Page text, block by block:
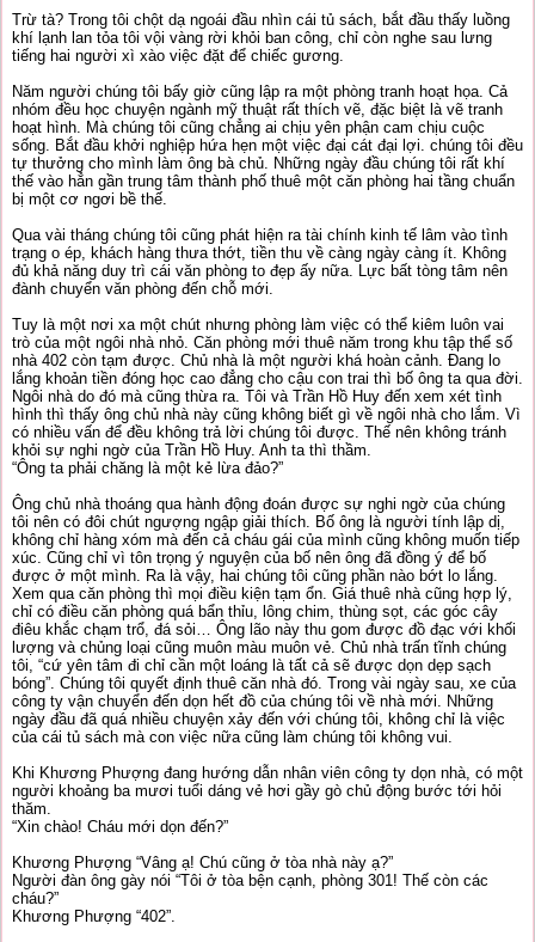
Trừ tà? Trong tôi chột dạ ngoái đầu nhìn cái tủ sách, bắt đầu thấy luồng
khí lạnh lan tỏa tôi vội vàng rời khỏi ban công, chỉ còn nghe sau lưng
tiếng hai người xì xào việc đặt để chiếc gương.
Năm người chúng tôi bấy giờ cũng lập ra một phòng tranh hoạt họa. Cả
nhóm đều học chuyện ngành mỹ thuật rất thích vẽ, đặc biệt là vẽ tranh
hoạt hình. Mà chúng tôi cũng chẳng ai chịu yên phận cam chịu cuộc
sống. Bắt đầu khởi nghiệp hứa hẹn một việc đại cát đại lợi. chúng tôi đều
tự thưởng cho mình làm ông bà chủ. Những ngày đầu chúng tôi rất khí
thế vào hẳn gần trung tâm thành phố thuê một căn phòng hai tầng chuẩn
bị một cơ ngơi bề thế.
Qua vài tháng chúng tôi cũng phát hiện ra tài chính kinh tế lâm vào tình
trạng o ép, khách hàng thưa thớt, tiền thu về càng ngày càng ít. Không
đủ khả năng duy trì cái văn phòng to đẹp ấy nữa. Lực bất tòng tâm nên
đành chuyển văn phòng đến chỗ mới.
Tuy là một nơi xa một chút nhưng phòng làm việc có thể kiêm luôn vai
trò của một ngôi nhà nhỏ. Căn phòng mới thuê năm trong khu tập thể số
nhà 402 còn tạm được. Chủ nhà là một người khá hoàn cảnh. Đang lo
lắng khoản tiền đóng học cao đẳng cho cậu con trai thì bố ông ta qua đời.
Ngôi nhà do đó mà cũng thừa ra. Tôi và Trần Hồ Huy đến xem xét tình
hình thì thấy ông chủ nhà này cũng không biết gì về ngôi nhà cho lắm. Vì
có nhiều vấn để đều không trả lời chúng tôi được. Thế nên không tránh
khỏi sự nghi ngờ của Trần Hồ Huy. Anh ta thì thầm.
“Ông ta phải chăng là một kẻ lừa đảo?”
Ông chủ nhà thoáng qua hành động đoán được sự nghi ngờ của chúng
tôi nên có đôi chút ngượng ngập giải thích. Bố ông là người tính lập dị,
không chỉ hàng xóm mà đến cả cháu gái của mình cũng không muốn tiếp
xúc. Cũng chỉ vì tôn trọng ý nguyện của bố nên ông đã đồng ý để bố
được ở một mình. Ra là vậy, hai chúng tôi cũng phần nào bớt lo lắng.
Xem qua căn phòng thì mọi điều kiện tạm ổn. Giá thuê nhà cũng hợp lý,
chỉ có điều căn phòng quá bẩn thỉu, lông chim, thùng sọt, các góc cây
điêu khắc chạm trổ, đá sỏi… Ông lão này thu gom được đồ đạc với khối
lượng và chủng loại cũng muôn màu muôn vẻ. Chủ nhà trấn tĩnh chúng
tôi, “cứ yên tâm đi chỉ cần một loáng là tất cả sẽ được dọn dẹp sạch
bóng”. Chúng tôi quyết định thuê căn nhà đó. Trong vài ngày sau, xe của
công ty vận chuyển đến dọn hết đồ của chúng tôi về nhà mới. Những
ngày đầu đã quá nhiều chuyện xảy đến với chúng tôi, không chỉ là việc
của cái tủ sách mà con việc nữa cũng làm chúng tôi không vui.
Khi Khương Phượng đang hướng dẫn nhân viên công ty dọn nhà, có một
người khoảng ba mươi tuổi dáng vẻ hơi gầy gò chủ động bước tới hỏi
thăm.
“Xin chào! Cháu mới dọn đến?”
Khương Phượng “Vâng ạ! Chú cũng ở tòa nhà này ạ?”
Người đàn ông gày nói “Tôi ở tòa bện cạnh, phòng 301! Thế còn các
cháu?”
Khương Phượng “402”.